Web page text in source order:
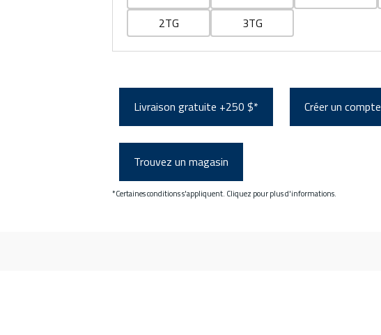
2TG
3TG
Livraison gratuite +250 $* Créer un compte
Trouvez un magasin
*Certaines conditions s'appliquent. Cliquez pour plus d'informations.